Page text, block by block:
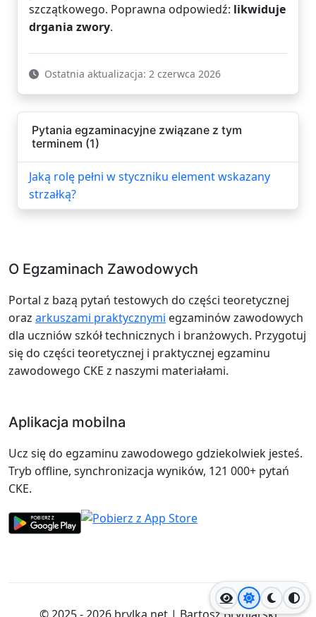
Jasny motyw
Ciemny
szczątkowego. Poprawna odpowiedź: likwiduje
drgania zwory.
Ostatnia aktualizacja: 2 czerwca 2026
Pytania egzaminacyjne związane z tym
terminem (1)
Jaką rolę pełni w styczniku element wskazany
strzałką?
O Egzaminach Zawodowych
Portal z bazą pytań testowych do części teoretycznej
oraz arkuszami praktycznymi egzaminów zawodowych
dla uczniów szkół technicznych i branżowych. Przygotuj
się do części teoretycznej i praktycznej egzaminu
zawodowego CKE z naszymi materiałami.
Aplikacja mobilna
Ucz się do egzaminu zawodowego gdziekolwiek jesteś.
Tryb offline, synchronizacja wyników, 121 000+ pytań
CKE.
© 2025 - 2026 brylka.net| Bartosz Bryniarski